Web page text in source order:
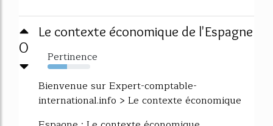
0
Le contexte économique de l'Espagne
Pertinence
46%
Bienvenue sur Expert-comptable-
international.info > Le contexte économique